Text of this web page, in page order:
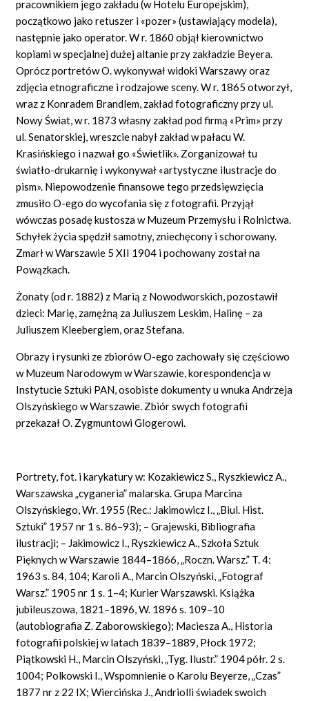
pracownikiem jego zakładu (w Hotelu Europejskim),
początkowo jako retuszer i «pozer»(ustawiający modela),
następnie jako operator. W r. 1860 objął kierownictwo
kopiami w specjalnej dużej altanie przy zakładzie Beyera.
Oprócz portretów O. wykonywał widoki Warszawy oraz
zdjęcia etnograficzne i rodzajowe sceny. W r. 1865 otworzył,
wraz z Konradem Brandlem, zakład fotograficzny przy ul.
Nowy Świat, w r. 1873 własny zakład pod firmą «Prim»przy
ul. Senatorskiej, wreszcie nabył zakład w pałacu W.
Krasińskiego i nazwał go «Świetlik». Zorganizował tu
światło-drukarnię i wykonywał «artystyczne ilustracje do
pism». Niepowodzenie finansowe tego przedsięwzięcia
zmusiło O-ego do wycofania się z fotografii. Przyjął
wówczas posadę kustosza w Muzeum Przemysłu i Rolnictwa.
Schyłek życia spędził samotny, zniechęcony i schorowany.
Zmarł w Warszawie 5 XII 1904 i pochowany został na
Powązkach.
Żonaty (od r. 1882) z Marią z Nowodworskich, pozostawił
dzieci: Marię, zamężną za Juliuszem Leskim, Halinę – za
Juliuszem Kleebergiem, oraz Stefana.
Obrazy i rysunki ze zbiorów O-ego zachowały się częściowo
w Muzeum Narodowym w Warszawie, korespondencja w
Instytucie Sztuki PAN, osobiste dokumenty u wnuka Andrzeja
Olszyńskiego w Warszawie. Zbiór swych fotografii
przekazał O. Zygmuntowi Glogerowi.
Portrety, fot. i karykatury w: Kozakiewicz S., Ryszkiewicz A.,
Warszawska „cyganeria” malarska. Grupa Marcina
Olszyńskiego, Wr. 1955(Rec.: Jakimowicz I., „Biul. Hist.
Sztuki” 1957 nr 1 s. 86–93); – Grajewski, Bibliografia
ilustracji; – Jakimowicz I., Ryszkiewicz A., Szkoła Sztuk
Pięknych w Warszawie 1844–1866, „Roczn. Warsz.” T. 4:
1963 s. 84, 104; Karoli A., Marcin Olszyński, „Fotograf
Warsz.” 1905 nr 1 s. 1–4; Kurier Warszawski. Książka
jubileuszowa, 1821–1896, W. 1896 s. 109–10
(autobiografia Z. Zaborowskiego); Maciesza A., Historia
fotografii polskiej w latach 1839–1889, Płock 1972;
Piątkowski H., Marcin Olszyński, „Tyg. Ilustr.” 1904 półr. 2 s.
1004; Polkowski I., Wspomnienie o Karolu Beyerze, „Czas”
1877 nr z 22 IX; Wiercińska J., Andriolli świadek swoich